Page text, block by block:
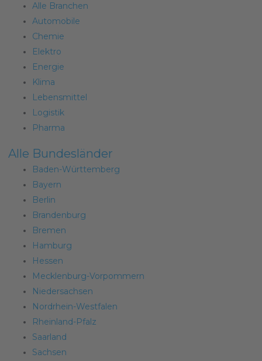
Alle Branchen
Automobile
Chemie
Elektro
Energie
Klima
Lebensmittel
Logistik
Pharma
Alle Bundesländer
Baden-Württemberg
Bayern
Berlin
Brandenburg
Bremen
Hamburg
Hessen
Mecklenburg-Vorpommern
Niedersachsen
Nordrhein-Westfalen
Rheinland-Pfalz
Saarland
Sachsen